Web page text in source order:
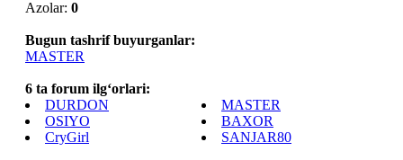
Azolar: 0
Bugun tashrif buyurganlar:
MASTER
6 ta forum ilg‘orlari:
DURDON
MASTER
OSIYO
BAXOR
CryGirl
SANJAR80